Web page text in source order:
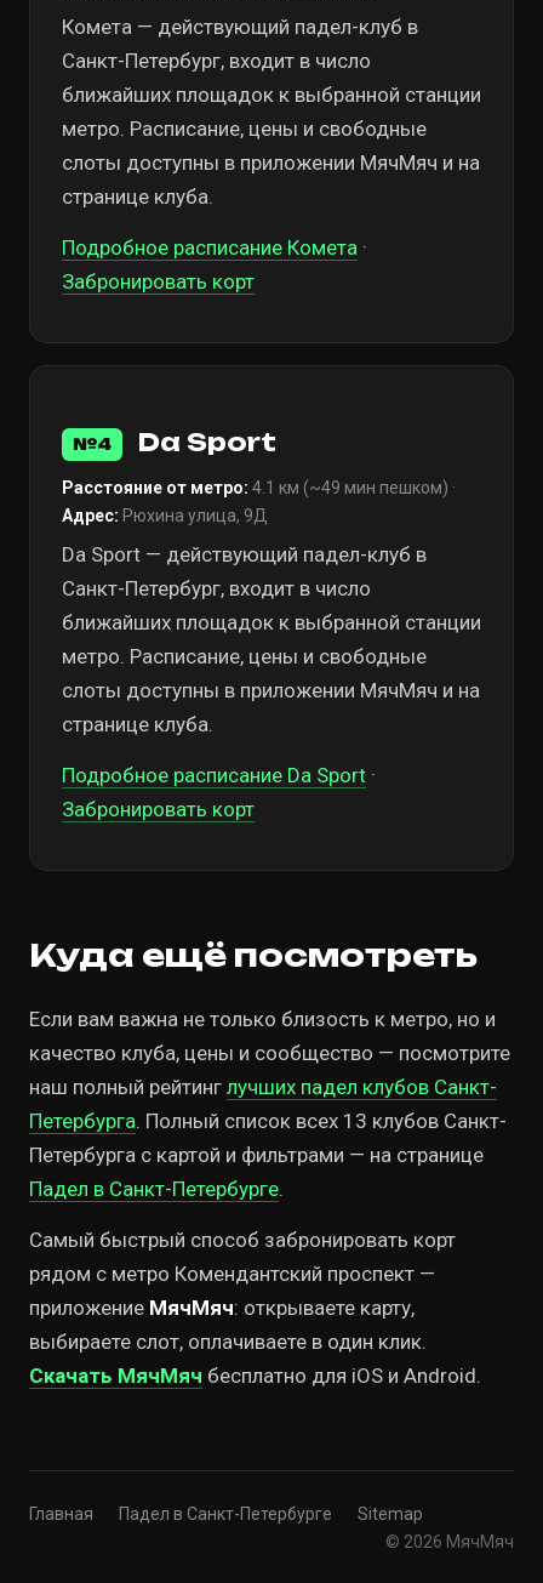
Комета — действующий падел-клуб в
Санкт-Петербург, входит в число
ближайших площадок к выбранной станции
метро. Расписание, цены и свободные
слоты доступны в приложении МячМяч и на
странице клуба.
Подробное расписание Комета ·
Забронировать корт
№4 Da Sport
Расстояние от метро: 4.1 км (~49 мин пешком) ·
Адрес: Рюхина улица, 9Д
Da Sport — действующий падел-клуб в
Санкт-Петербург, входит в число
ближайших площадок к выбранной станции
метро. Расписание, цены и свободные
слоты доступны в приложении МячМяч и на
странице клуба.
Подробное расписание Da Sport ·
Забронировать корт
Куда ещё посмотреть
Если вам важна не только близость к метро, но и
качество клуба, цены и сообщество — посмотрите
наш полный рейтинг лучших падел клубов Санкт-
Петербурга. Полный список всех 13 клубов Санкт-
Петербурга с картой и фильтрами — на странице
Падел в Санкт-Петербурге.
Самый быстрый способ забронировать корт
рядом с метро Комендантский проспект —
приложение МячМяч: открываете карту,
выбираете слот, оплачиваете в один клик.
Скачать МячМяч бесплатно для iOS и Android.
Главная Падел в Санкт-Петербурге
Sitemap
© 2026 МячМяч